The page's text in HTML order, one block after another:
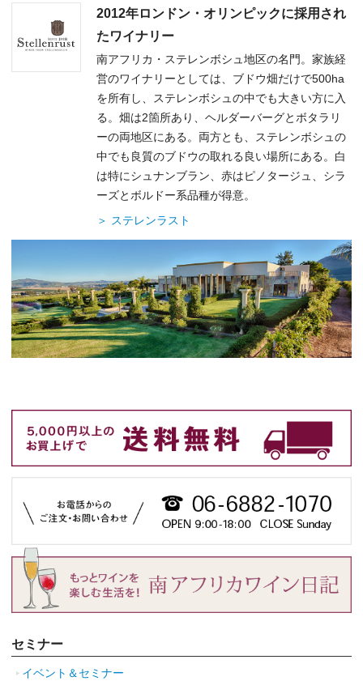
2012年ロンドン・オリンピックに採用され
たワイナリー
南アフリカ・ステレンボシュ地区の名門。家族経
営のワイナリーとしては、ブドウ畑だけで500ha
を所有し、ステレンボシュの中でも大きい方に入
る。畑は2箇所あり、ヘルダーバーグとボタラリ
ーの両地区にある。両方とも、ステレンボシュの
中でも良質のブドウの取れる良い場所にある。白
は特にシュナンブラン、赤はピノタージュ、シラ
ーズとボルドー系品種が得意。
＞ ステレンラスト
セミナー
イベント＆セミナー